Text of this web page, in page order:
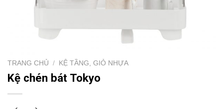
TRANG CHỦ / KỆ TẦNG, GIỎ NHỰA
Kệ chén bát Tokyo